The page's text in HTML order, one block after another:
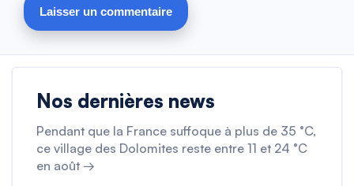
Nos dernières news
Pendant que la France suffoque à plus de 35 °C,
ce village des Dolomites reste entre 11 et 24 °C
en août →